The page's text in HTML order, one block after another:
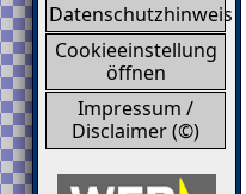
Datenschutzhinweis
Cookieeinstellung
öffnen
Impressum /
Disclaimer (©)